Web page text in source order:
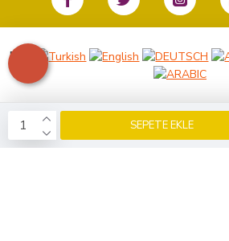
SEPETE EKLE
Dil:
KobiDirektE-ticaretile